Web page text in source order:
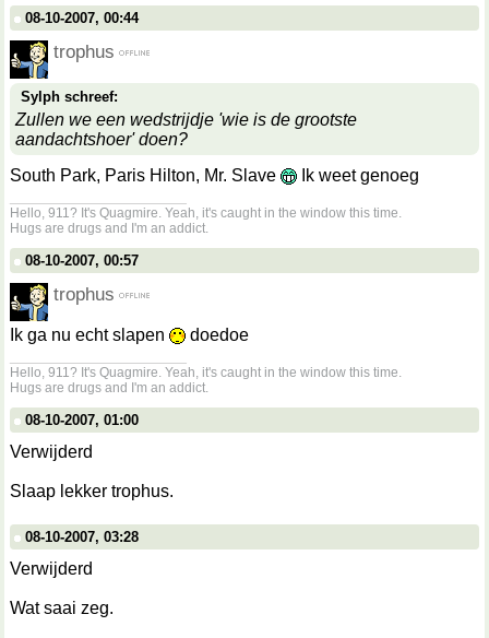
08-10-2007, 00:44
trophus
Sylph schreef:
Zullen we een wedstrijdje 'wie is de grootste
aandachtshoer' doen?
South Park, Paris Hilton, Mr. Slave
Ik weet genoeg
Hello, 911? It's Quagmire. Yeah, it's caught in the window this time.
Hugs are drugs and I'm an addict.
08-10-2007, 00:57
trophus
Ik ga nu echt slapen
doedoe
Hello, 911? It's Quagmire. Yeah, it's caught in the window this time.
Hugs are drugs and I'm an addict.
08-10-2007, 01:00
Verwijderd
Slaap lekker trophus.
08-10-2007, 03:28
Verwijderd
Wat saai zeg.